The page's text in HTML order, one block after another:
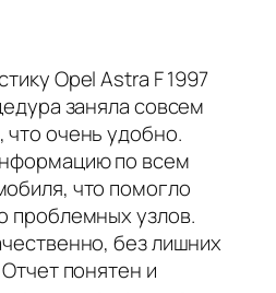
Opel Astra F 1997
заняла совсем
очень удобно.
по всем
что помогло
проблемных узлов.
без лишних
понятен и